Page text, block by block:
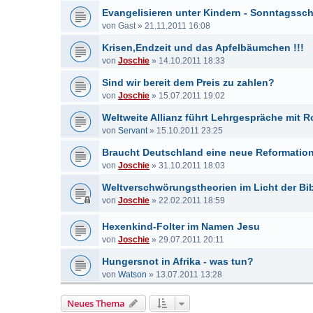
Evangelisieren unter Kindern -
von Gast» 21.11.2011 16:08
Krisen,Endzeit und das Apfelbäumchen !!!
von Joschie » 14.10.2011 18:33
Sind wir bereit dem Preis zu zahlen?
von Joschie » 15.07.2011 19:02
Weltweite Allianz führt Lehrgespräche mit
von Servant» 15.10.2011 23:25
Braucht Deutschland eine neue
von Joschie » 31.10.2011 18:03
Weltverschwörungstheorien im Licht der
von Joschie » 22.02.2011 18:59
Hexenkind-Folter im Namen Jesu
von Joschie » 29.07.2011 20:11
Hungersnot in Afrika - was tun?
von Watson » 13.07.2011 13:28
Neues Thema